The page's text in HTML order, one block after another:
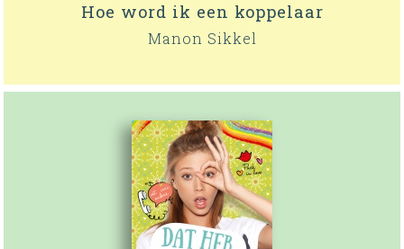
Hoe word ik een koppelaar
Manon Sikkel